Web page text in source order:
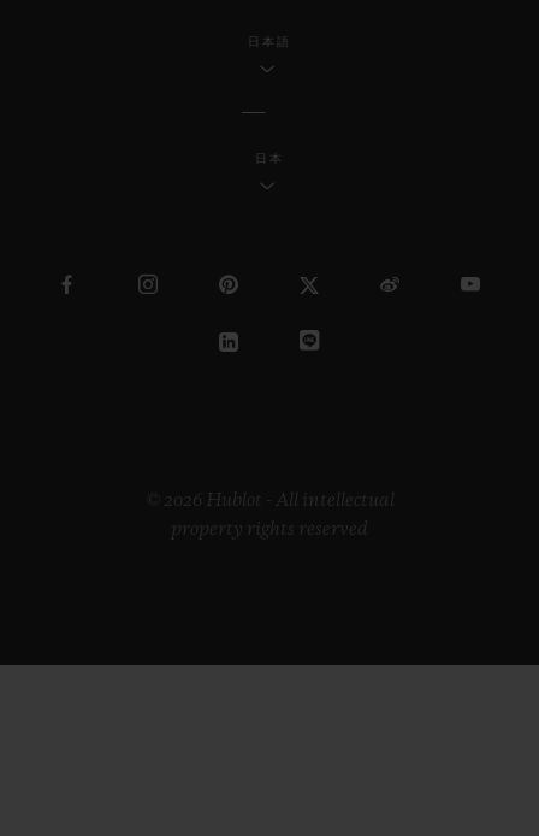
日本語
日本
© 2026 Hublot - All intellectual
property rights reserved